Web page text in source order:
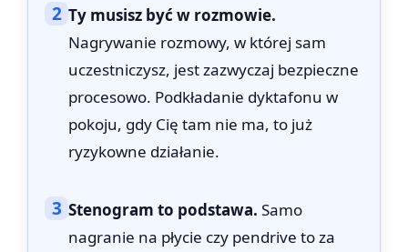
2 Ty musisz być w rozmowie.
Nagrywanie rozmowy, w której sam
uczestniczysz, jest zazwyczaj bezpieczne
procesowo. Podkładanie dyktafonu w
pokoju, gdy Cię tam nie ma, to już
ryzykowne działanie.
3 Stenogram to podstawa. Samo
nagranie na płycie czy pendrive to za